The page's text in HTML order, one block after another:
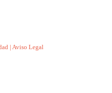
| Aviso Legal
facturas
o “hash”
facturación